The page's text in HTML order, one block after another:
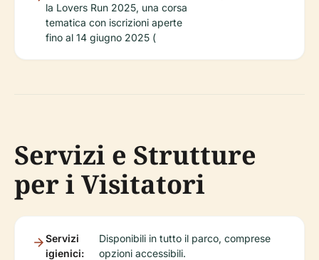
la Lovers Run 2025, una corsa
tematica con iscrizioni aperte
fino al 14 giugno 2025 (
Servizi e Strutture
per i Visitatori
Servizi
igienici:
Disponibili in tutto il parco, comprese
opzioni accessibili.